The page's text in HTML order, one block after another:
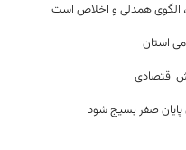
الگوی همدلی و اخلاص است
استان
اقتصادی
پایان صفر بسیج شود